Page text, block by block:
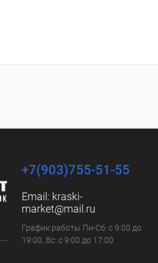
+7(903)755-51-55
Email: kraski-
market@mail.ru
График работы Пн-Сб: с 9:00 до
19:00, Вс: с 9:00 до 17:00